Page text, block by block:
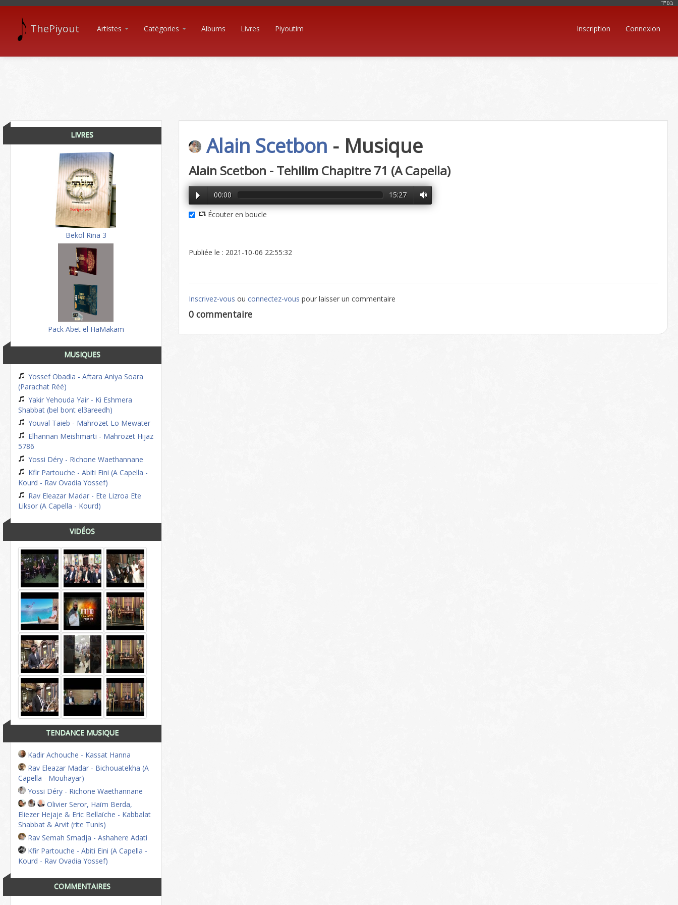
בּס"ד
ThePiyout Artistes Catégories Albums Livres Piyoutim Inscription Connexion
LIVRES
Bekol Rina 3
Pack Abet el HaMakam
MUSIQUES
Yossef Obadia - Aftara Aniya Soara
(Parachat Réé)
Yakir Yehouda Yair - Ki Eshmera
Shabbat (bel bont el3areedh)
Youval Taieb - Mahrozet Lo Mewater
Elhannan Meishmarti - Mahrozet Hijaz
5786
Yossi Déry - Richone Waethannane
Kfir Partouche - Abiti Eini (A Capella -
Kourd - Rav Ovadia Yossef)
Rav Eleazar Madar - Ete Lizroa Ete
Liksor (A Capella - Kourd)
VIDÉOS
TENDANCE MUSIQUE
Kadir Achouche - Kassat Hanna
Rav Eleazar Madar - Bichouatekha (A
Capella - Mouhayar)
Yossi Déry - Richone Waethannane
Olivier Seror, Haïm Berda,
Eliezer Hejaje & Eric Bellaïche - Kabbalat
Shabbat & Arvit (rite Tunis)
Rav Semah Smadja - Ashahere Adati
Kfir Partouche - Abiti Eini (A Capella -
Kourd - Rav Ovadia Yossef)
COMMENTAIRES
Alain Scetbon - Musique
Alain Scetbon - Tehilim Chapitre 71 (A Capella)
00:00 15:27
Écouter en boucle
Publiée le : 2021-10-06 22:55:32
Inscrivez-vous ouconnectez-vous pour laisser un commentaire
0 commentaire